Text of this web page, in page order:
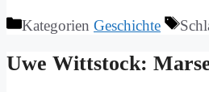
Kategorien Geschichte
Uwe Witt­stock: